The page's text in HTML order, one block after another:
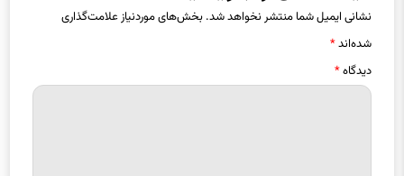
شده‌اند*
دیدگاه*